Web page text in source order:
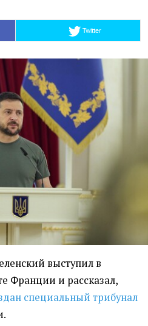
Twitter
выступил в
Франции и рассказал,
специальный трибунал